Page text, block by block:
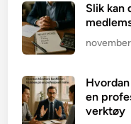
Slik kan
en
verktøy